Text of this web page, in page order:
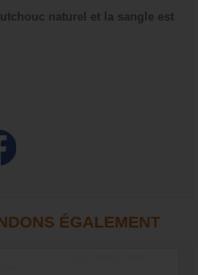
naturel et la sangle est
ÉGALEMENT